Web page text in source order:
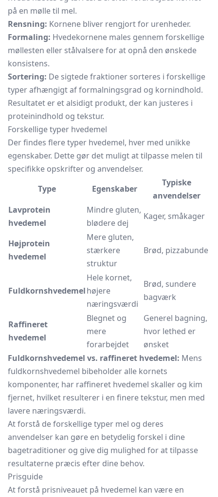
på en mølle til mel.
Rensning: Kornene bliver rengjort for urenheder.
Formaling: Hvedekornene males gennem forskellige
møllesten eller stålvalsere for at opnå den ønskede
konsistens.
Sortering: De sigtede fraktioner sorteres i forskellige
typer afhængigt af formalningsgrad og kornindhold.
Resultatet er et alsidigt produkt, der kan justeres i
proteinindhold og tekstur.
Forskellige typer hvedemel
Der findes flere typer hvedemel, hver med unikke
egenskaber. Dette gør det muligt at tilpasse melen til
specifikke opskrifter og anvendelser.
Type
Egenskaber
Typiske
anvendelser
Lavprotein
hvedemel
Mindre gluten,
blødere dej
Kager, småkager
Højprotein
hvedemel
Mere gluten,
stærkere
struktur
Brød, pizzabunde
Fuldkornshvedemel
Hele kornet,
højere
næringsværdi
Brød, sundere
bagværk
Raffineret
hvedemel
Blegnet og
mere
forarbejdet
Generel bagning,
hvor lethed er
ønsket
Fuldkornshvedemel vs. raffineret hvedemel: Mens
fuldkornshvedemel bibeholder alle kornets
komponenter, har raffineret hvedemel skaller og kim
fjernet, hvilket resulterer i en finere tekstur, men med
lavere næringsværdi.
At forstå de forskellige typer mel og deres
anvendelser kan gøre en betydelig forskel i dine
bagetraditioner og give dig mulighed for at tilpasse
resultaterne præcis efter dine behov.
Prisguide
At forstå prisniveauet på hvedemel kan være en